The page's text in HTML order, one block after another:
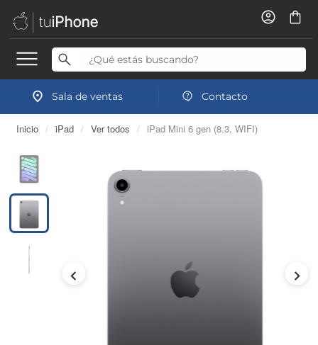
Sala de ventas Contacto
Inicio / iPad / Ver todos / iPad Mini 6 gen (8.3, WIFI)